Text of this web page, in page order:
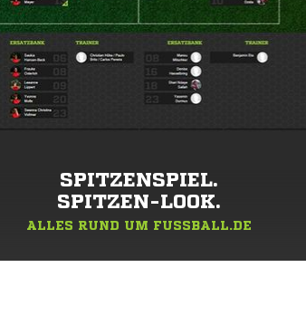
SPITZENSPIEL.
SPITZEN-LOOK.
ALLES RUND UM FUSSBALL.DE